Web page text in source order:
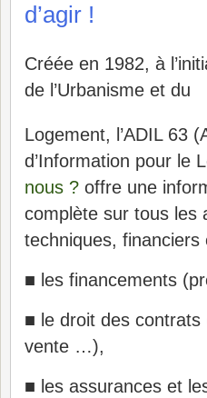
d’agir !
Créée en 1982, à
de l’Urbanisme et du
Logement, l’ADIL 63
d’Information pour le
nous ? offre une
complète sur tous les
techniques, financiers
■ les financements
■ le droit des
vente …),
■ les assurances et